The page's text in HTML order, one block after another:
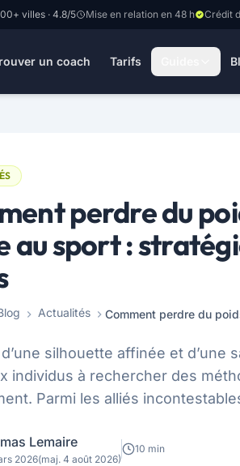
villes · 4.8/5 Mise en relation en 48 h Crédit
un coach Tarifs
perdre du
au sport :
Actualités
silhouette affinée et d’une
individus à rechercher des
Parmi les alliés
Lemaire
2026(maj. 4 août 2026)
10 min